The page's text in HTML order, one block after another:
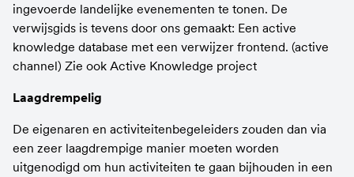
ingevoerde landelijke evenementen te tonen. De
verwijsgids is tevens door ons gemaakt: Een active
knowledge database met een verwijzer frontend. (active
channel) Zie ook Active Knowledge project
Laagdrempelig
De eigenaren en activiteitenbegeleiders zouden dan via
een zeer laagdrempige manier moeten worden
uitgenodigd om hun activiteiten te gaan bijhouden in een